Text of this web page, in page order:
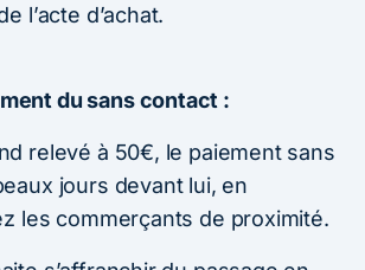
l’acte d’achat.
du sans contact :
relevé à 50€, le paiement sans
jours devant lui, en
les commerçants de proximité.